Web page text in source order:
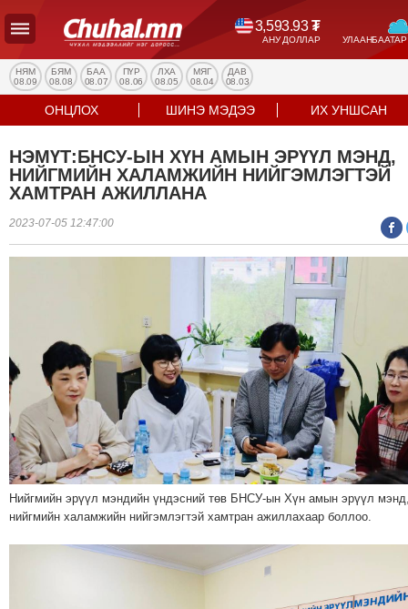
3,593.93₮
АНУ ДОЛЛАР
УЛС
ТӨР
НИЙГЭМ
ЭРҮҮЛ
МЭНД
ENTERTAINMENT
НИЙСЛЭЛ
ТАНИН
МЭДЭХҮЙ
ТЕХНОЛОГИ
ЭРДЭНЭТ
ҮЙЛДВЭРИЙН
ЭРГЭН
ТОЙРОНД
НЯМ
08.09
БЯМ
08.08
БАА
08.07
ПҮР
08.06
ЛХА
08.05
МЯГ
08.04
ДАВ
08.03
ОНЦЛОХ ШИНЭ МЭДЭЭ ИХ УНШСАН
НЭМҮТ:БНСУ-ЫН ХҮН АМЫН ЭРҮҮЛ МЭНД,
НИЙГМИЙН ХАЛАМЖИЙН НИЙГЭМЛЭГТЭЙ
ХАМТРАН АЖИЛЛАНА
2023-07-05 12:47:00
Нийгмийн эрүүл мэндийн үндэсний төв БНСУ-ын Хүн амын эрүүл
нийгмийн халамжийн нийгэмлэгтэй хамтран ажиллахаар боллоо.